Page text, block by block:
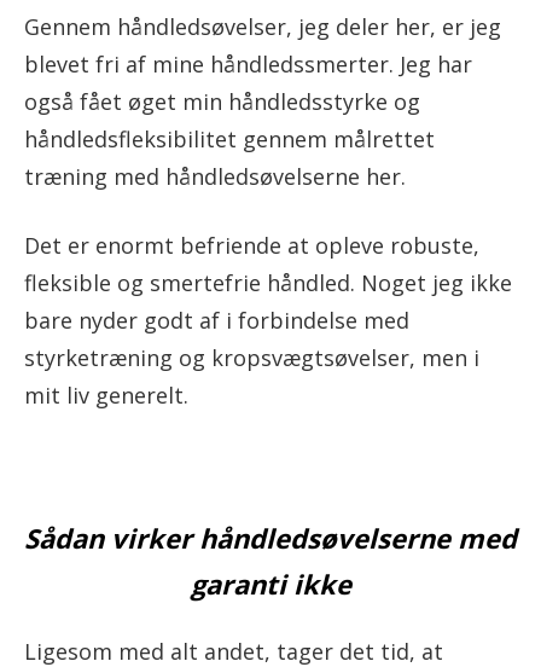
Gennem håndledsøvelser, jeg deler her, er jeg
blevet fri af mine håndledssmerter. Jeg har
også fået øget min håndledsstyrke og
håndledsfleksibilitet gennem målrettet
træning med håndledsøvelserne her.
Det er enormt befriende at opleve robuste,
fleksible og smertefrie håndled. Noget jeg ikke
bare nyder godt af i forbindelse med
styrketræning og kropsvægtsøvelser, men i
mit liv generelt.
Sådan virker håndledsøvelserne med
garanti ikke
Ligesom med alt andet, tager det tid, at